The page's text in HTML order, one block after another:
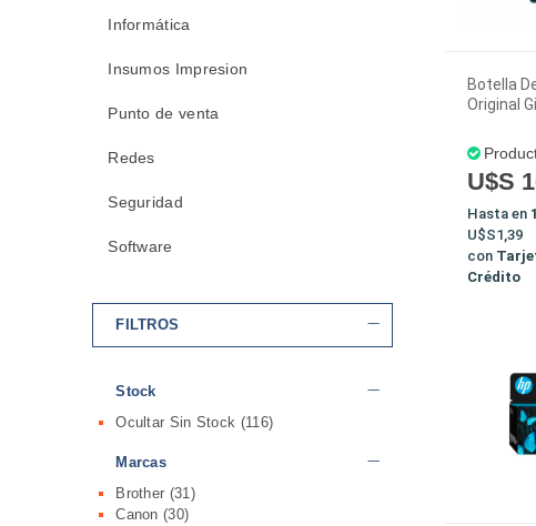
Informática
Insumos Impresion
Punto de venta
Redes
Seguridad
Software
FILTROS
Stock
Ocultar Sin Stock (116)
Marcas
Brother (31)
Canon(30)
Botella
Original
U$S
Hasta en
U$S1,39
con
Crédito